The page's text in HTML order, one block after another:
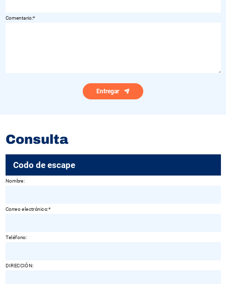
Comentario:
Entregar
Consulta
Codo de escape
Nombre:
Correo electrónico:
Teléfono:
DIRECCIÓN: